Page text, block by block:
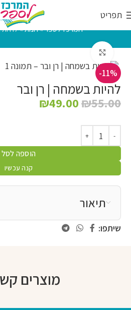
תפריט
המרכז לספר»חנות»
להיות בשמחה | רן ובר
₪55.00
₪49.00
הוספה לסל
קנה עכשיו
תיאור
שיתפו:
-11%
מוצרים